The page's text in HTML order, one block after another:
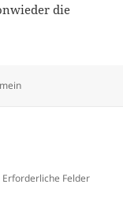
die
Erforderliche Felder